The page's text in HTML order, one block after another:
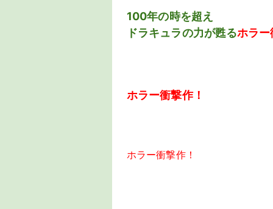
100年の時を超え
ドラキュラの力が甦るホラー
ホラー衝撃作！
ホラー衝撃作！